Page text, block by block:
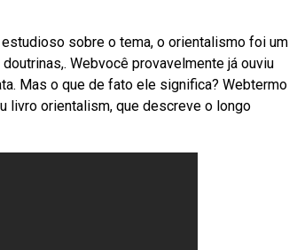
sobre o tema, o orientalismo foi um
Webvocê provavelmente já ouviu
Mas o que de fato ele significa? Webtermo
livro orientalism, que descreve o longo